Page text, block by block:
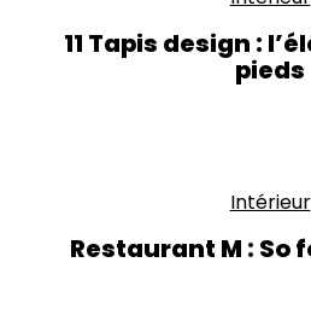
11 Tapis design :
pieds
Intérieur
Restaurant M : So